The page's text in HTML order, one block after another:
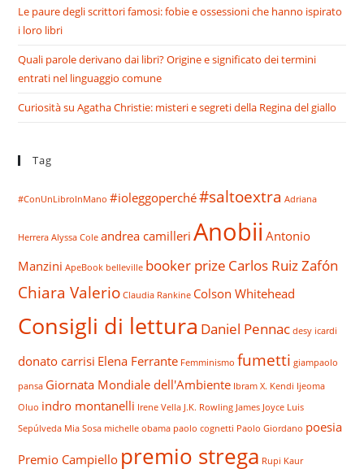
Le paure degli scrittori famosi: fobie e ossessioni che hanno ispirato
i loro libri
Quali parole derivano dai libri? Origine e significato dei termini
entrati nel linguaggio comune
Curiosità su Agatha Christie: misteri e segreti della Regina del giallo
Tag
#ConUnLibroInMano #ioleggoperché#saltoextra Adriana
Herrera Alyssa Cole andrea camilleri Anobii Antonio
Manzini ApeBook belleville booker prize Carlos Ruiz Zafón
Chiara Valerio Claudia Rankine Colson Whitehead
Consigli di lettura Daniel Pennac desy icardi
donato carrisi Elena Ferrante Femminismo fumetti giampaolo
pansa Giornata Mondiale dell'Ambiente Ibram X. Kendi Ijeoma
Oluo indro montanelli Irene Vella J.K. Rowling James Joyce Luis
Sepúlveda Mia Sosa michelle obama paolo cognetti Paolo Giordano poesia
Premio Campiello premio strega Rupi Kaur